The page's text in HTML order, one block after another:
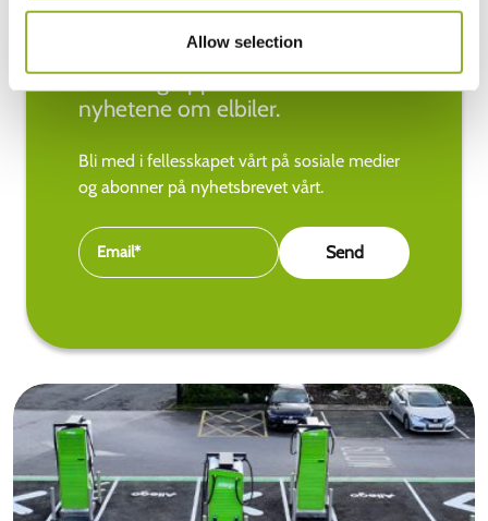
Allow selection
Hold deg oppdatert med de siste
nyhetene om elbiler.
Bli med i fellesskapet vårt på sosiale medier
og abonner på nyhetsbrevet vårt.